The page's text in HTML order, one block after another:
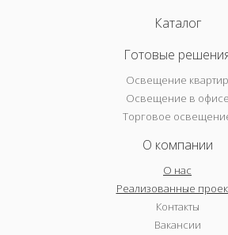
Каталог
Готовые
Освещение квартир
Освещение в офисе
Торговое
О компании
О нас
Реализованные
Контакты
Вакансии